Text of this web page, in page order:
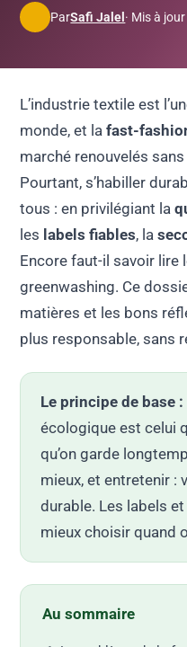
ParSafi Jalel· Mis à
L’industrie textile est
monde, et lafast-
marché renouvelés
Pourtant, s’habiller
tous : en privilégiant la
les labels fiables, la
Encore faut-il savoir lire
greenwashing. Ce
matières et les bons
plus responsable, sans
Le principe de base :
écologique est celui
qu’on garde
mieux, et entretenir :
durable. Les labels
mieux choisir quand
Au sommaire